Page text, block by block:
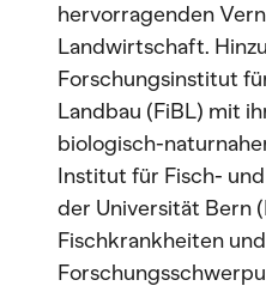
hervorragenden
Landwirtschaft.
Forschungsinstitut
Landbau (FiBL) mit
biologisch-
Institut für Fisch-
der Universität Bern
Fischkrankheiten